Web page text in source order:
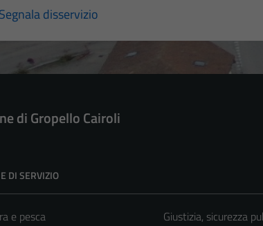
disservizio
di Gropello Cairoli
DI SERVIZIO
e pesca
Giustizia, sicurezza